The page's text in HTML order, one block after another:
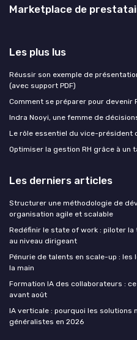
Marketplace de
Les plus lus
Réussir son exemple de
(avec support PDF)
Comment se préparer pour devenir
Indra Nooyi, une femme de
Le rôle essentiel du vice-président
Optimiser la gestion RH grâce à un
Les derniers articles
Structurer une méthodologie de
organisation agile et scalable
Redéfinir le state of work : piloter la
au niveau dirigeant
Pénurie de talents en scale-up :
la main
Formation IA des collaborateurs :
avant août
IA verticale : pourquoi les
généralistes en 2026